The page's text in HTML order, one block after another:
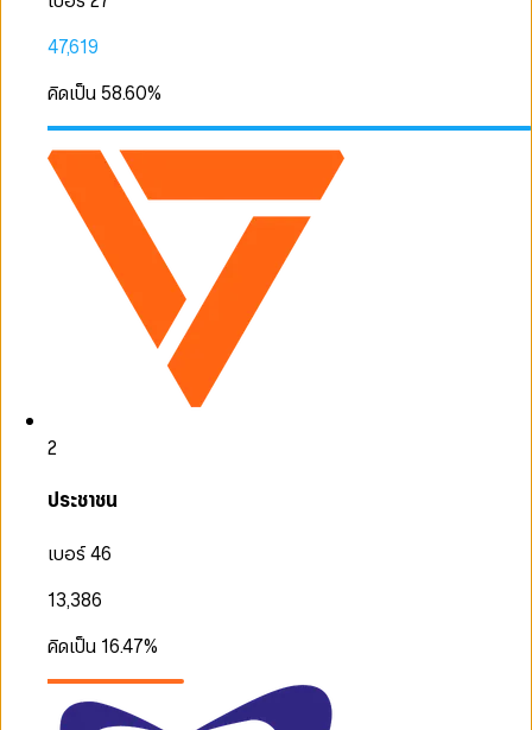
47,619
คิดเป็น 58.60%
2
ประชาชน
เบอร์ 46
13,386
คิดเป็น 16.47%